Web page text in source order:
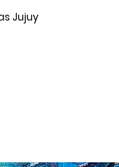
Jujuy